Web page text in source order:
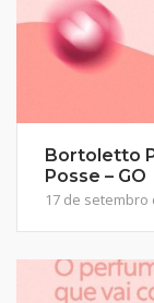
Bortoletto
Posse – GO
17 de setembro